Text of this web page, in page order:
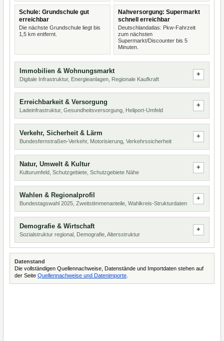
Schule: Grundschule gut
erreichbar
Die nächste Grundschule liegt bis
1,5 km entfernt.
Nahversorgung: Supermarkt
schnell erreichbar
Deutschlandatlas: Pkw-Fahrzeit
zum nächsten
Supermarkt/Discounter bis 5
Minuten.
Immobilien & Wohnungsmarkt
Digitale Infrastruktur, Energieanlagen, Regionale Kaufkraft
Erreichbarkeit & Versorgung
Ladeinfrastruktur, Gesundheitsversorgung, Heliport-Umfeld
Verkehr, Sicherheit & Lärm
Bundesfernstraßen-Verkehr, Motorisierung, Verkehrssicherheit
Natur, Umwelt & Kultur
Kulturumfeld, Schutzgebiete, Schutzgebiete Nähe
Wahlen & Regionalprofil
Bundestagswahl 2025, Zweitstimmenanteile, Wahlkreis-Strukturdaten
Demografie & Wirtschaft
Sozialstruktur regional, Demografie, Altersstruktur
Datenstand
Die vollständigen Quellennachweise, Datenstände und Importdaten stehen auf
der Seite Quellennachweise und Datenimporte